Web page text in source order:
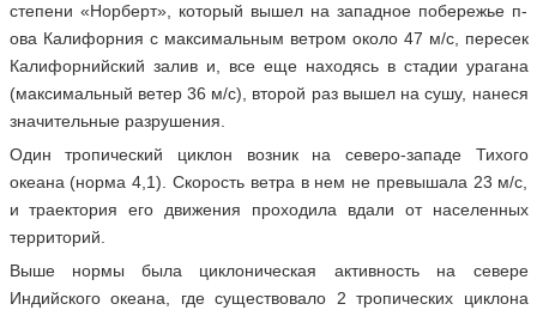
степени «Норберт», который вышел на западное побережье п-
ова Калифорния с максимальным ветром около 47 м/с, пересек
Калифорнийский залив и, все еще находясь в стадии урагана
(максимальный ветер 36 м/с), второй раз вышел на сушу, нанеся
значительные разрушения.
Один тропический циклон возник на северо-западе Тихого
океана (норма 4,1). Скорость ветра в нем не превышала 23 м/с,
и траектория его движения проходила вдали от населенных
территорий.
Выше нормы была циклоническая активность на севере
Индийского океана, где существовало 2 тропических циклона